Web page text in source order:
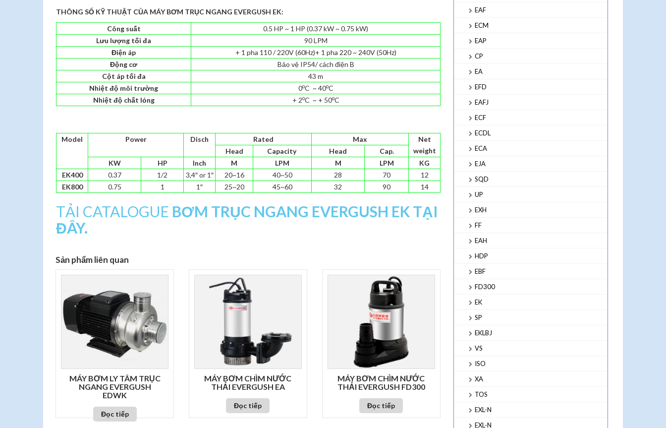
THÔNG SỐ KỸ THUẬT CỦA MÁY BƠM TRỤC NGANG EVERGUSH EK:
Công suất
0.5 HP ~ 1 HP (0.37 kW ~ 0.75 kW)
Lưu lượng tối đa
90 LPM
Điện áp
+ 1 pha 110 / 220V (60Hz)+ 1 pha 220 ~ 240V (50Hz)
Động cơ
Bảo vệ IP54/ cách điện B
Cột áp tối đa
43 m
Nhiệt độ môi trường
0oC ~ 40oC
Nhiệt độ chất lỏng
+ 2oC ~ + 50oC
Model Power Disch Rated Max
Net
weight
Head Capacity Head
Cap.
KW
HP Inch M LPM M LPM
KG
EK400
0.37 1/2 3,4″ or 1″ 20~16 40~50 28 70
12
EK800
0.75 1 1″ 25~20 45~60 32 90 14
TẢI CATALOGUE BƠM TRỤC NGANG EVERGUSH EK TẠI
ĐÂY.
Sản phẩm liên quan
MÁY BƠM LY TÂM TRỤC
NGANG EVERGUSH
EDWK
Đọc tiếp
MÁY BƠM CHÌM NƯỚC
THẢI EVERGUSH EA
Đọc tiếp
MÁY BƠM CHÌM NƯỚC
THẢI EVERGUSH FD300
Đọc tiếp
EAF
ECM
EAP
CP
EA
EFD
EAFJ
ECF
ECDL
ECA
EJA
SQD
UP
EXH
FF
EAH
HDP
EBF
FD300
EK
SP
EKLBJ
VS
ISO
XA
TOS
EXL-N
EXL-N